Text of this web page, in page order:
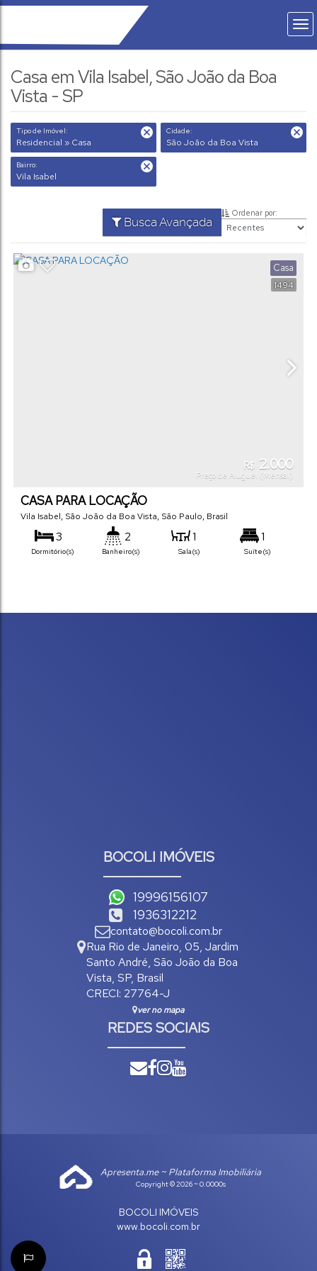
Casa em Vila Isabel, São João da Boa
Vista - SP
Tipo de Imóvel:
Residencial » Casa
Cidade:
São João da Boa Vista
Bairro:
Vila Isabel
Busca Avançada
Ordenar por:
1494
Casa
R$ 2.000
Preço de Aluguel (Mensal)
CASA PARA LOCAÇÃO
Vila Isabel, São João da Boa Vista, São Paulo, Brasil
3
Dormitório(s)
2
Banheiro(s)
1
Sala(s)
1
Suíte(s)
BOCOLI IMÓVEIS
19996156107
1936312212
contato@bocoli.com.br
Rua Rio de Janeiro, 05, Jardim
Santo André, São João da Boa
Vista, SP, Brasil
CRECI: 27764-J
ver no mapa
REDES SOCIAIS
Apresenta.me ~ Plataforma Imobiliária
Copyright © 2026 ~ 0.0000s
BOCOLI IMÓVEIS
www.bocoli.com.br